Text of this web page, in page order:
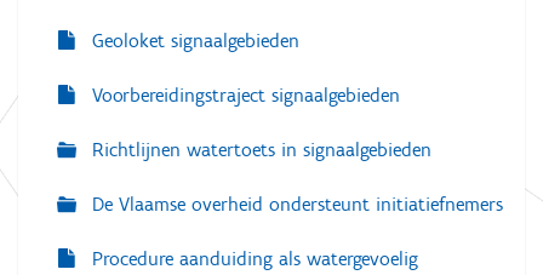
Geoloket signaalgebieden
Voorbereidingstraject signaalgebieden
Richtlijnen watertoets in signaalgebieden
De Vlaamse overheid ondersteunt initiatiefnemers
Procedure aanduiding als watergevoelig